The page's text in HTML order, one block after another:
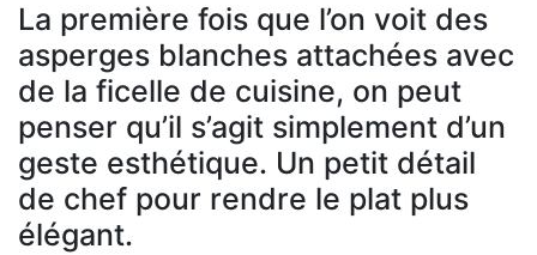
La première fois que l’on voit des
asperges blanches attachées avec
de la ficelle de cuisine, on peut
penser qu’il s’agit simplement d’un
geste esthétique. Un petit détail
de chef pour rendre le plat plus
élégant.